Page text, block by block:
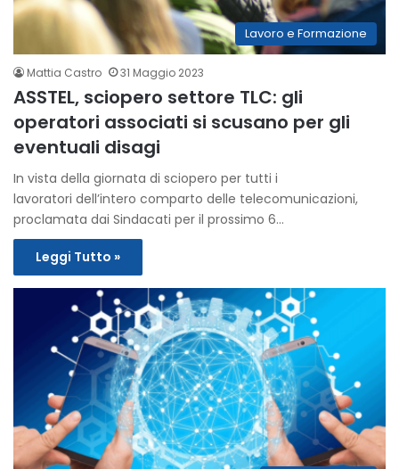
Lavoro e Formazione
Mattia Castro 31 Maggio 2023
ASSTEL, sciopero settore TLC: gli
operatori associati si scusano per gli
eventuali disagi
In vista della giornata di sciopero per tutti i
lavoratori dell’intero comparto delle telecomunicazioni,
proclamata dai Sindacati per il prossimo 6…
Leggi Tutto »